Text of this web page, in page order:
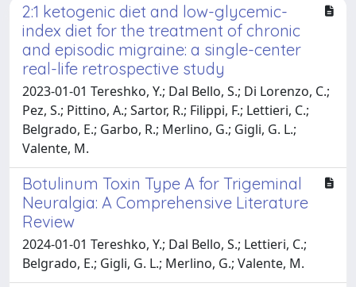
2:1 ketogenic diet and low-glycemic-
index diet for the treatment of chronic
and episodic migraine: a single-center
real-life retrospective study
2023-01-01 Tereshko, Y.; Dal Bello, S.; Di Lorenzo, C.;
Pez, S.; Pittino, A.; Sartor, R.; Filippi, F.; Lettieri, C.;
Belgrado, E.; Garbo, R.; Merlino, G.; Gigli, G. L.;
Valente, M.
Botulinum Toxin Type A for Trigeminal
Neuralgia: A Comprehensive Literature
Review
2024-01-01 Tereshko, Y.; Dal Bello, S.; Lettieri, C.;
Belgrado, E.; Gigli, G. L.; Merlino, G.; Valente, M.